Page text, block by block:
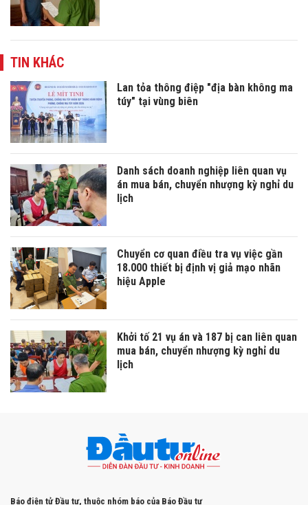
TIN KHÁC
Lan tỏa thông điệp "địa bàn không ma
túy" tại vùng biên
Danh sách doanh nghiệp liên quan vụ
án mua bán, chuyển nhượng kỳ nghỉ du
lịch
Chuyển cơ quan điều tra vụ việc gần
18.000 thiết bị định vị giả mạo nhãn
hiệu Apple
Khởi tố 21 vụ án và 187 bị can liên quan
mua bán, chuyển nhượng kỳ nghỉ du
lịch
Báo điện tử Đầu tư, thuộc nhóm báo của Báo Đầu tư